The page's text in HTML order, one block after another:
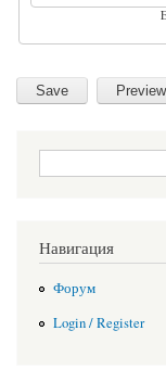
Search form
Навигация
Форум
Login / Register